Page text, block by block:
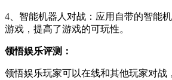
4、智能机器人对战：应用自带的智能
游戏，提高了游戏的可玩性。
领悟娱乐评测：
领悟娱乐玩家可以在线和其他玩家对战